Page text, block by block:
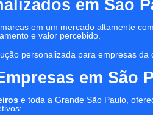
em São
em um mercado altamente
e valor percebido.
personalizada para empresas da
em São
e toda a Grande São Paulo,